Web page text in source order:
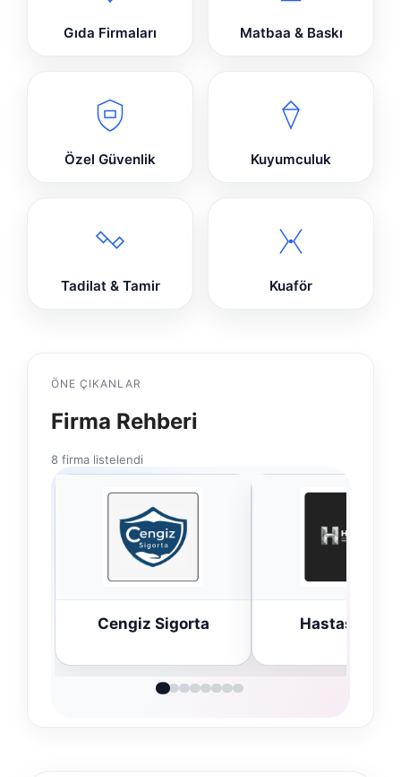
Gıda Firmaları Matbaa & Baskı
Özel Güvenlik Kuyumculuk
Tadilat & Tamir Kuaför
ÖNE ÇIKANLAR
Firma Rehberi
8 firma listelendi
Cengiz Sigorta Hastaş Beton